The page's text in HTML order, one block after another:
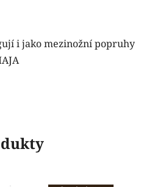
i jako mezinožní popruhy